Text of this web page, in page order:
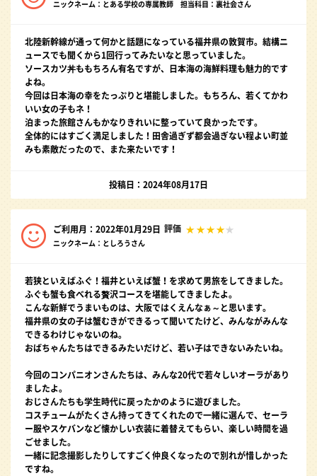
ニックネーム：とある学校の専属教師 担当科目：裏社会さん
北陸新幹線が通って何かと話題になっている福井県の敦賀市。結構ニ
ュースでも聞くから1回行ってみたいなと思っていました。
ソースカツ丼ももちろん有名ですが、日本海の海鮮料理も魅力的です
よね。
今回は日本海の幸をたっぷりと堪能しました。もちろん、若くてかわ
いい女の子もネ！
泊まった旅館さんもかなりきれいに整っていて良かったです。
全体的にはすごく満足しました！田舎過ぎず都会過ぎない程よい町並
みも素敵だったので、また来たいです！
投稿日：2024年08月17日
ご利用月：2022年01月29日 評価
ニックネーム：としろうさん
若狭といえばふぐ！福井といえば蟹！を求めて男旅をしてきました。
ふぐも蟹も食べれる贅沢コースを堪能してきましたよ。
こんな新鮮でうまいものは、大阪ではくえんなぁ～と思います。
福井県の女の子は蟹むきができるって聞いてたけど、みんながみんな
できるわけじゃないのね。
おばちゃんたちはできるみたいだけど、若い子はできないみたいね。
今回のコンパニオンさんたちは、みんな20代で若々しいオーラがあり
ましたよ。
おじさんたちも学生時代に戻ったかのように遊びました。
コスチュームがたくさん持ってきてくれたので一緒に選んで、セーラ
ー服やスケバンなど懐かしい衣装に着替えてもらい、楽しい時間を過
ごせました。
一緒に記念撮影したりしてすごく仲良くなったので別れが惜しかった
ですね。